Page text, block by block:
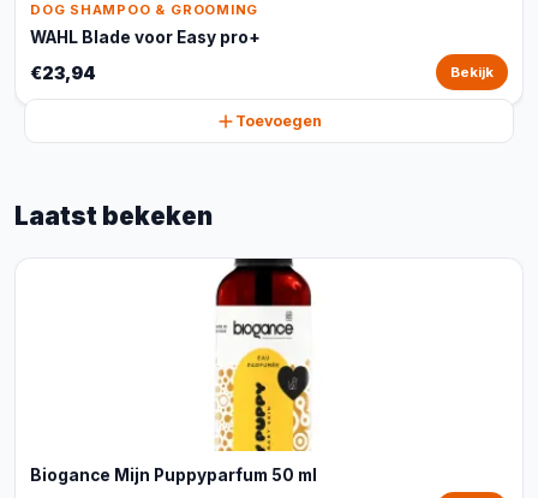
DOG SHAMPOO & GROOMING
WAHL Blade voor Easy pro+
€23,94 Bekijk
Toevoegen
Laatst bekeken
Biogance Mijn Puppyparfum 50 ml